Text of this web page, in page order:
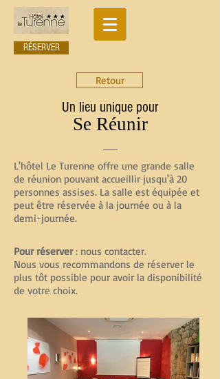
RÉSERVER
Retour
Un lieu unique pour
Se Réunir
L'hôtel Le Turenne offre une grande salle
de réunion pouvant accueillir jusqu'à 20
personnes assises. La salle est équipée et
peut être réservée à la journée ou à la
demi-journée.
Pour réserver: nous contacter.
Nous vous recommandons de réserver le
plus tôt possible pour avoir la disponibilité
de votre choix.